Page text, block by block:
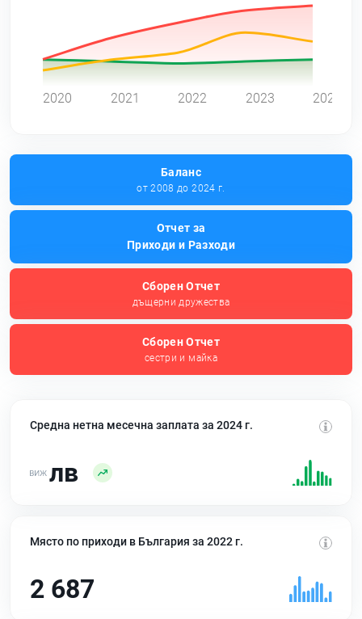
2020 2021 2022 2023 2024
Баланс
от 2008 до 2024 г.
Отчет за
Приходи и Разходи
Сборен Отчет
дъщерни дружества
Сборен Отчет
сестри и майка
Средна нетна месечна заплата за 2024 г.
лв
Място по приходи в България за 2022 г.
2 687